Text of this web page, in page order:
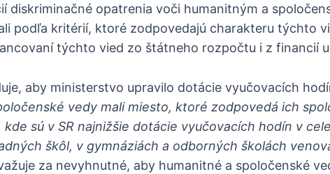
diskriminačné opatrenia voči humanitným a
podľa kritérií, ktoré zodpovedajú charakteru týchto
týchto vied zo štátneho rozpočtu i z financií
aby ministerstvo upravilo dotácie vyučovacích
vedy mali miesto, ktoré zodpovedá ich
sú v SR najnižšie dotácie vyučovacích hodín v
škôl, v gymnáziách a odborných školách
za nevyhnutné, aby humanitné a spoločenské